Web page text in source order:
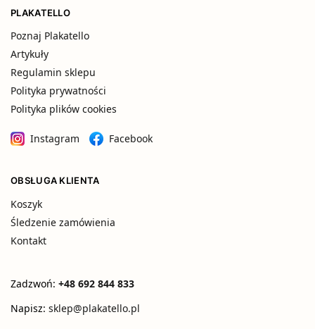
PLAKATELLO
Poznaj Plakatello
Artykuły
Regulamin sklepu
Polityka prywatności
Polityka plików cookies
Instagram Facebook
OBSŁUGA KLIENTA
Koszyk
Śledzenie zamówienia
Kontakt
Zadzwoń: +48 692 844 833
Napisz: sklep@plakatello.pl